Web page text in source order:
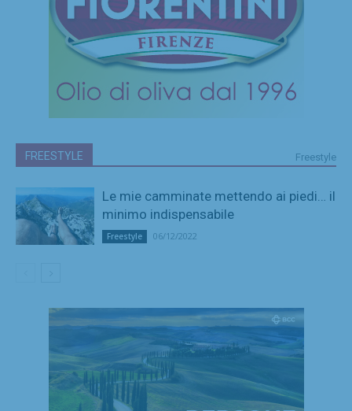
FREESTYLE Freestyle
Le mie camminate mettendo ai piedi… il
minimo indispensabile
Freestyle 06/12/2022